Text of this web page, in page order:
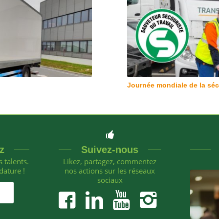
Journée mondiale de la
Acteur de la biodiversité
talents.
!
Suivez-nous
Likez, partagez, commentez
nos actions sur les réseaux
sociaux